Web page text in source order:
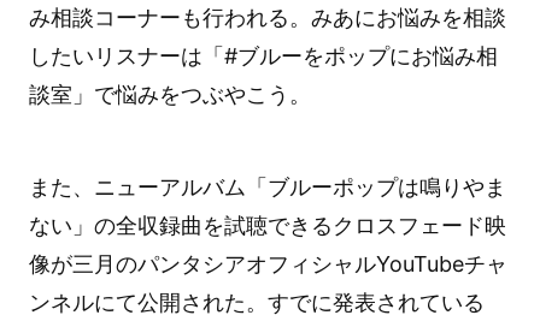
み相談コーナーも行われる。みあにお悩みを相談
したいリスナーは「#ブルーをポップにお悩み相
談室」で悩みをつぶやこう。
また、ニューアルバム「ブルーポップは鳴りやま
ない」の全収録曲を試聴できるクロスフェード映
像が三月のパンタシアオフィシャルYouTubeチャ
ンネルにて公開された。すでに発表されている